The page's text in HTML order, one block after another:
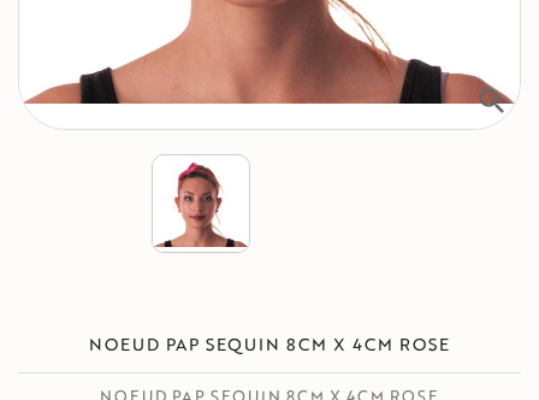
search
NOEUD PAP SEQUIN 8CM X 4CM ROSE